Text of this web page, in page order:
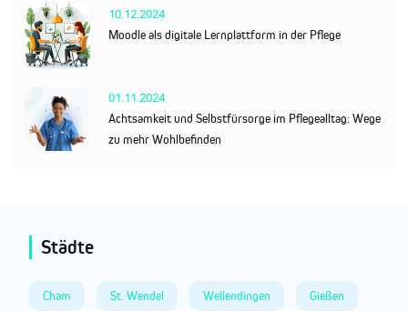
10.12.2024
Moodle als digitale Lernplattform in der Pflege
01.11.2024
Achtsamkeit und Selbstfürsorge im Pflegealltag: Wege
zu mehr Wohlbefinden
Städte
Cham St. Wendel Wellendingen Gießen